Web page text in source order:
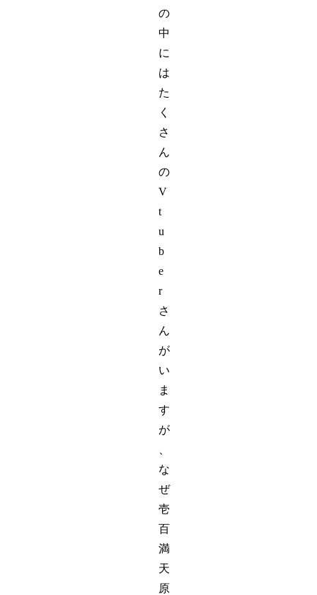
の
中
に
は
た
く
さ
ん
の
V
t
u
b
e
r
さ
ん
が
い
ま
す
が
な
ぜ
壱
百
満
天
原